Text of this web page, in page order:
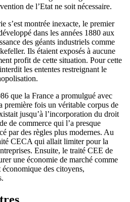
de l’Etat ne soit nécessaire.
s’est montrée inexacte, le premier
dans les années 1880 aux
des géants industriels comme
Ils étaient exposés à aucune
profit de cette situation. Pour cette
les ententes restreignant le
que la France a promulgué avec
première fois un véritable corpus de
jusqu’à l’incorporation du droit
de commerce qui l’a presque
par des règles plus modernes. Au
CECA qui allait limiter pour la
Ensuite, le traité CEE de
une économie de marché comme
des citoyens,